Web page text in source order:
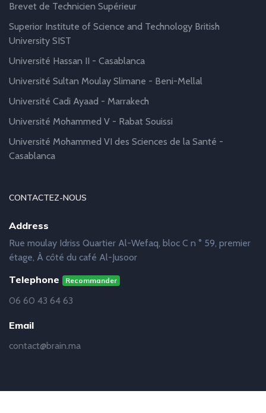
Brevet de Technicien Supérieur
Superior Institute of Science and Technology British
University SIST
Université Hassan II - Casablanca
Université Sultan Moulay Slimane - Beni-Mellal
Université Cadi Ayaad - Marrakech
Université Mohammed V - Rabat Souissi
Université Mohammed VI des Sciences de la Santé -
Casablanca
CONTACTEZ-NOUS
Address
Rue moulay Idriss Quartier Al-Wefaq, bloc C n ° 59, premier
étage, À côté du café Al-Jusoor
Telephone Recommander
06 60 43 64 63
Email
contact@brain.ma